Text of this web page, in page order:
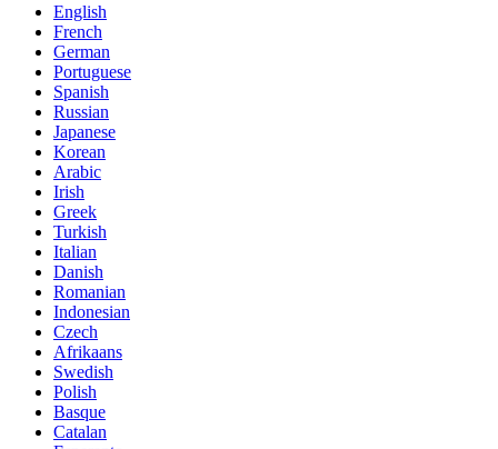
English
French
German
Portuguese
Spanish
Russian
Japanese
Korean
Arabic
Irish
Greek
Turkish
Italian
Danish
Romanian
Indonesian
Czech
Afrikaans
Swedish
Polish
Basque
Catalan